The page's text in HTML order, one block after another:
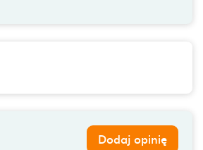
Dodaj opinię